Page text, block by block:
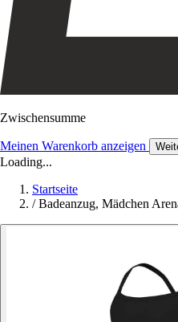
Zwischensumme
Meinen Warenkorb anzeigen
Loading...
Startseite
/ Badeanzug, Mädchen